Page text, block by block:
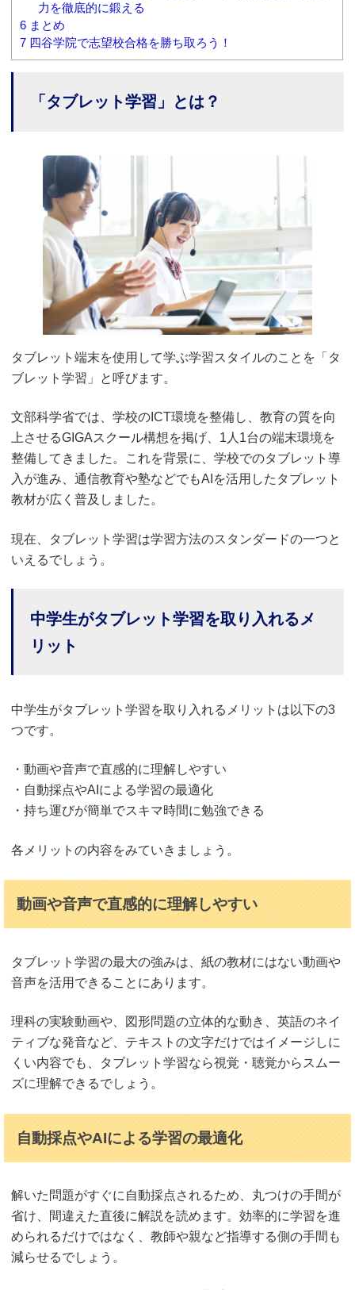
力を徹底的に鍛える
6 まとめ
7 四谷学院で志望校合格を勝ち取ろう！
「タブレット学習」とは？
タブレット端末を使用して学ぶ学習スタイルのことを「タ
ブレット学習」と呼びます。
文部科学省では、学校のICT環境を整備し、教育の質を向
上させるGIGAスクール構想を掲げ、1人1台の端末環境を
整備してきました。これを背景に、学校でのタブレット導
入が進み、通信教育や塾などでもAIを活用したタブレット
教材が広く普及しました。
現在、タブレット学習は学習方法のスタンダードの一つと
いえるでしょう。
中学生がタブレット学習を取り入れるメ
リット
中学生がタブレット学習を取り入れるメリットは以下の3
つです。
・動画や音声で直感的に理解しやすい
・自動採点やAIによる学習の最適化
・持ち運びが簡単でスキマ時間に勉強できる
各メリットの内容をみていきましょう。
動画や音声で直感的に理解しやすい
タブレット学習の最大の強みは、紙の教材にはない動画や
音声を活用できることにあります。
理科の実験動画や、図形問題の立体的な動き、英語のネイ
ティブな発音など、テキストの文字だけではイメージしに
くい内容でも、タブレット学習なら視覚・聴覚からスムー
ズに理解できるでしょう。
自動採点やAIによる学習の最適化
解いた問題がすぐに自動採点されるため、丸つけの手間が
省け、間違えた直後に解説を読めます。効率的に学習を進
められるだけではなく、教師や親など指導する側の手間も
減らせるでしょう。